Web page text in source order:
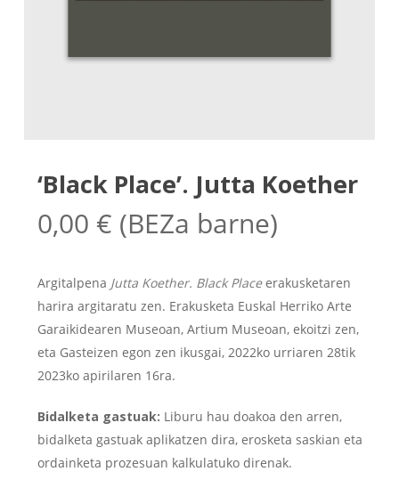
‘Black Place’. Jutta Koether
0,00 € (BEZa barne)
Argitalpena Jutta Koether. Black Placeerakusketaren
harira argitaratu zen. Erakusketa Euskal Herriko Arte
Garaikidearen Museoan, Artium Museoan, ekoitzi zen,
eta Gasteizen egon zen ikusgai, 2022ko urriaren 28tik
2023ko apirilaren 16ra.
Bidalketa gastuak: Liburu hau doakoa den arren,
bidalketa gastuak aplikatzen dira, erosketa saskian eta
ordainketa prozesuan kalkulatuko direnak.